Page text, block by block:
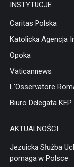
INSTYTUCJE
Caritas Polska
Katolicka Agencja
Opoka
Vaticannews
L'Osservatore
Biuro Delegata
AKTUALNOŚCI
Jezuicka Służba
pomaga w Polsce